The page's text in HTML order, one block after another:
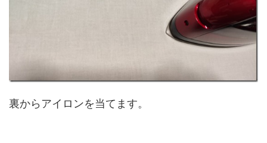
裏からアイロンを当てます。